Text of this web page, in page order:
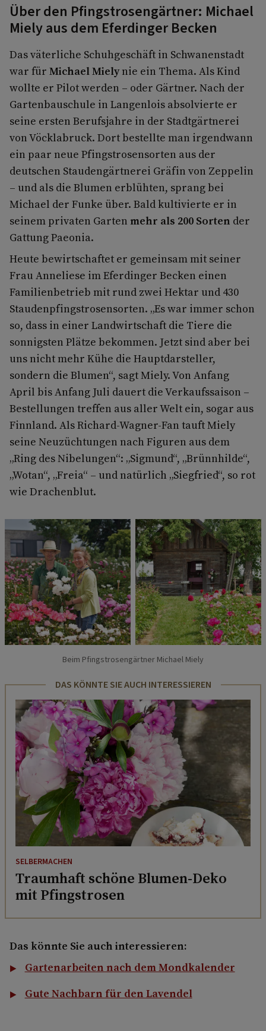
Über den Pfingstrosengärtner: Michael
Miely aus dem Eferdinger Becken
Das väterliche Schuhgeschäft in Schwanenstadt
war für Michael Mielynie ein Thema. Als Kind
wollte er Pilot werden – oder Gärtner. Nach der
Gartenbauschule in Langenlois absolvierte er
seine ersten Berufsjahre in der Stadtgärtnerei
von Vöcklabruck. Dort bestellte man irgendwann
ein paar neue Pfingstrosensorten aus der
deutschen Staudengärtnerei Gräfin von Zeppelin
– und als die Blumen erblühten, sprang bei
Michael der Funke über. Bald kultivierte er in
seinem privaten Garten mehr als 200 Sorten der
Gattung Paeonia.
Heute bewirtschaftet er gemeinsam mit seiner
Frau Anneliese im Eferdinger Becken einen
Familienbetrieb mit rund zwei Hektar und 430
Staudenpfingstrosensorten. „Es war immer schon
so, dass in einer Landwirtschaft die Tiere die
sonnigsten Plätze bekommen. Jetzt sind aber bei
uns nicht mehr Kühe die Hauptdarsteller,
sondern die Blumen“, sagt Miely. Von Anfang
April bis Anfang Juli dauert die Verkaufssaison –
Bestellungen treffen aus aller Welt ein, sogar aus
Finnland. Als Richard-Wagner-Fan tauft Miely
seine Neuzüchtungen nach Figuren aus dem
„Ring des Nibelungen“: „Sigmund“, „Brünnhilde“,
„Wotan“, „Freia“ – und natürlich „Siegfried“, so rot
wie Drachenblut.
Beim Pfingstrosengärtner Michael Miely
DAS KÖNNTE SIE AUCH INTERESSIEREN
SELBERMACHEN
Traumhaft schöne Blumen-Deko
mit Pfingstrosen
Das könnte Sie auch interessieren:
Gartenarbeiten nach dem Mondkalender
Gute Nachbarn für den Lavendel